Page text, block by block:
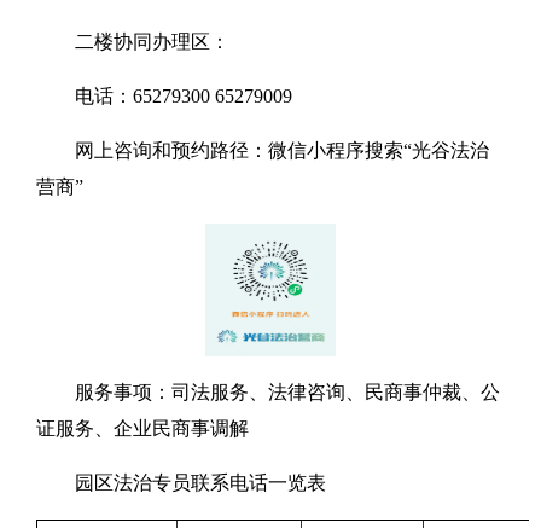
二楼协同办理区：
电话：65279300 65279009
网上咨询和预约路径：微信小程序搜索“光谷法治
营商”
服务事项：司法服务、法律咨询、民商事仲裁、公
证服务、企业民商事调解
园区法治专员联系电话一览表